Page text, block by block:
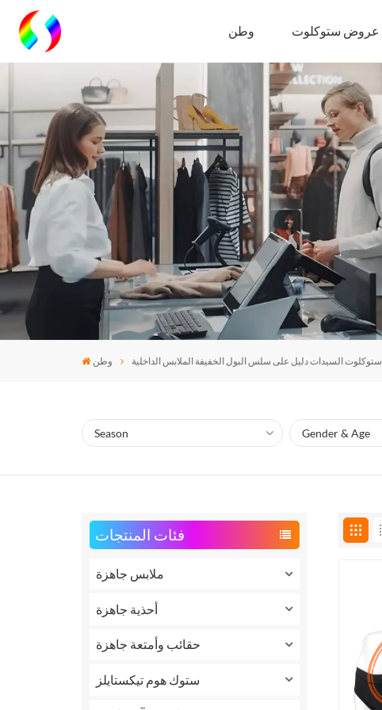
وطن عروض ستوكلوت
وطن ستوكلوت السيدات دليل على سلس البول الخفيفة الملابس الداخلية
فئات المنتجات
ملابس جاهزة
أحذية جاهزة
حقائب وأمتعة جاهزة
ستوك هوم تيكستايلز